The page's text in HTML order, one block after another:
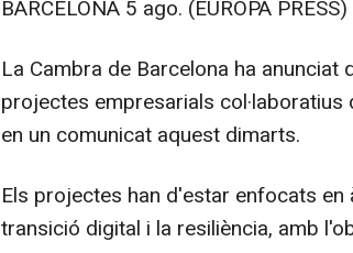
BARCELONA 5 ago. (EUROPA
La Cambra de Barcelona ha
projectes empresarials
en un comunicat aquest dimarts.
Els projectes han d'estar enfocats
transició digital i la resiliència, amb